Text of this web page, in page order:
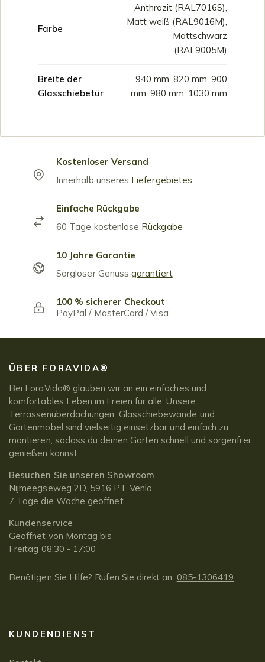
Farbe
Anthrazit (RAL7016S),
Matt weiß (RAL9016M),
Mattschwarz
(RAL9005M)
Breite der
Glasschiebetür
940 mm, 820 mm, 900
mm, 980 mm, 1030 mm
Kostenloser Versand
Innerhalb unseres Liefergebietes
Einfache Rückgabe
60 Tage kostenlose Rückgabe
10 Jahre Garantie
Sorgloser Genussgarantiert
100 % sicherer Checkout
PayPal / MasterCard / Visa
ÜBER FORAVIDA®
Bei ForaVida® glauben wir an ein einfaches und
komfortables Leben im Freien für alle. Unsere
Terrassenüberdachungen, Glasschiebewände und
Gartenmöbel sind vielseitig einsetzbar und einfach zu
montieren, sodass du deinen Garten schnell und sorgenfrei
genießen kannst.
Besuchen Sie unseren Showroom
Nijmeegseweg 2D, 5916 PT Venlo
7 Tage die Woche geöffnet.
Kundenservice
Geöffnet von Montag bis
Freitag 08:30 - 17:00
Benötigen Sie Hilfe? Rufen Sie direkt an: 085-1306419
KUNDENDIENST